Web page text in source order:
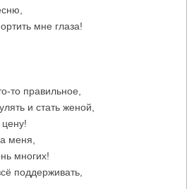
мне глаза!
то правильное,
и стать женой,
меня,
многих!
поддерживать,